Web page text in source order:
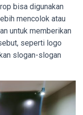
bisa digunakan
mencolok atau
untuk memberikan
seperti logo
slogan-slogan